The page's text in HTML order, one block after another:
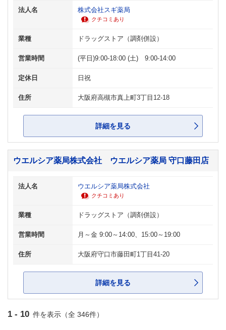
法人名 株式会社スギ薬局
クチコミあり
業種 ドラッグストア（調剤併設）
営業時間 (平日)9:00-18:00 (土) 9:00-14:00
定休日 日祝
住所 大阪府高槻市真上町3丁目12-18
詳細を見る
ウエルシア薬局株式会社 ウエルシア薬局 守口藤田店
法人名 ウエルシア薬局株式会社
クチコミあり
業種 ドラッグストア（調剤併設）
営業時間 月～金 9:00～14:00、15:00～19:00
住所 大阪府守口市藤田町1丁目41-20
詳細を見る
1 - 10 件を表示（全 346件）